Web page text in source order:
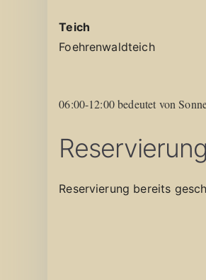
Teich
Foehrenwaldteich
06:00-12:00 bedeutet von
Reservierung
Reservierung bereits